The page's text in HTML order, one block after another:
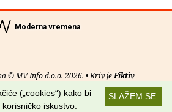
Moderna vremena
© MV Info d.o.o. 2026. • Kriv jeFiktiv
• Uvjeti korištenja•RSS kanaliSLAŽEM SE
(„cookies“) kako bi
iskustvo.